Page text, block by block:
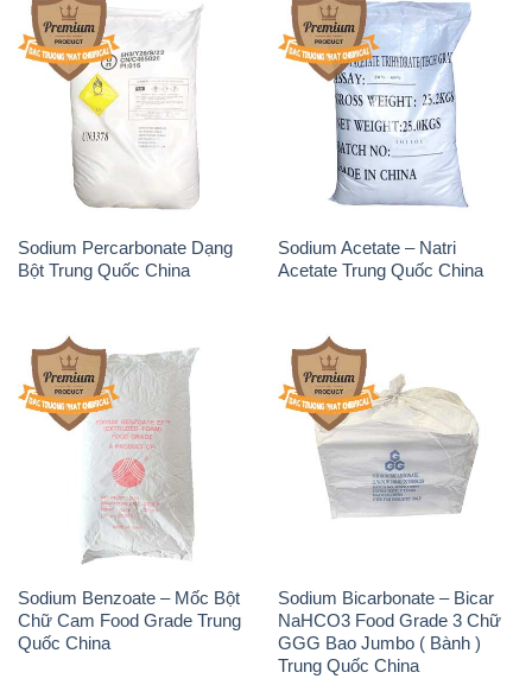
Phèn Nhôm – Al2(SO4)3 17%
Trung Quốc China
Sodium Sulfide NA2S – Đá
Thối Liyuan Trung Quốc China
THÔNG TIN
Giới thiệu
Sản phẩm
Chính sách và quy định chung
Tin tức
Liên hệ